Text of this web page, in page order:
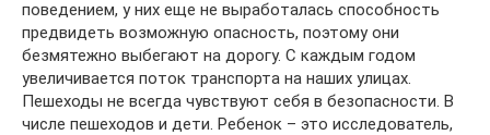
поведением, у них еще не выработалась способность
предвидеть возможную опасность, поэтому они
безмятежно выбегают на дорогу. С каждым годом
увеличивается поток транспорта на наших улицах.
Пешеходы не всегда чувствуют себя в безопасности. В
числе пешеходов и дети. Ребенок – это исследователь,